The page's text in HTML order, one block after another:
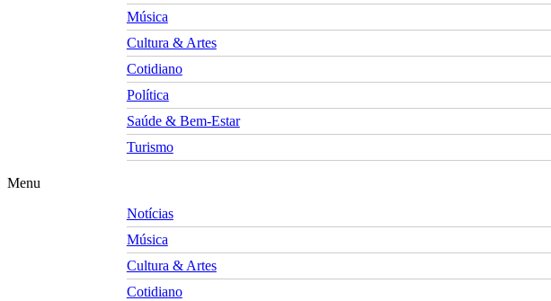
Música
Cultura & Artes
Cotidiano
Política
Saúde & Bem-Estar
Turismo
Menu
Notícias
Música
Cultura & Artes
Cotidiano